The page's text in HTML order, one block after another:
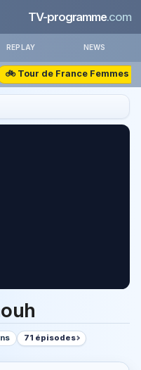
TV-programme.com
REPLAY NEWS
🚲 Tour de France Femmes
71 épisodes